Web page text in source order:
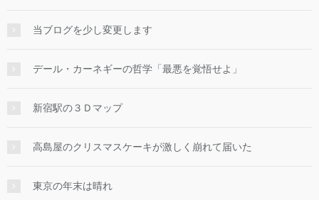
当ブログを少し変更します
デール・カーネギーの哲学「最悪を覚悟せよ」
新宿駅の３Ｄマップ
高島屋のクリスマスケーキが激しく崩れて届いた
東京の年末は晴れ